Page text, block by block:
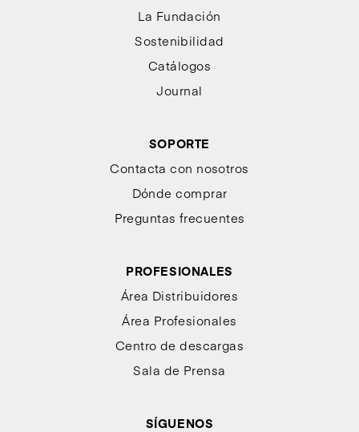
La Fundación
Sostenibilidad
Catálogos
Journal
SOPORTE
Contacta con nosotros
Dónde comprar
Preguntas frecuentes
PROFESIONALES
Área Distribuidores
Área Profesionales
Centro de descargas
Sala de Prensa
SÍGUENOS